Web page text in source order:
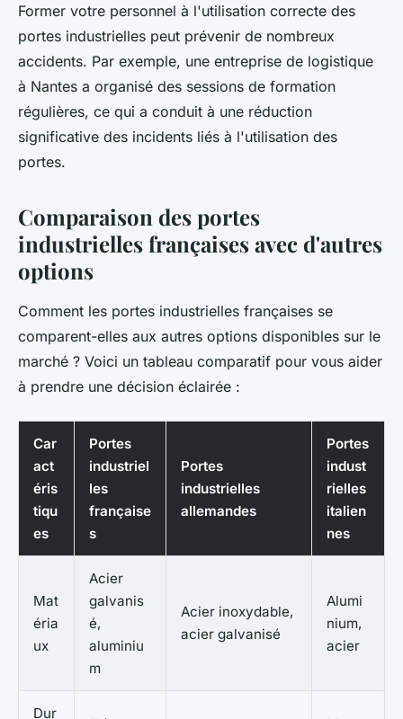
Former votre personnel à l'utilisation correcte des
portes industrielles peut prévenir de nombreux
accidents. Par exemple, une entreprise de logistique
à Nantes a organisé des sessions de formation
régulières, ce qui a conduit à une réduction
significative des incidents liés à l'utilisation des
portes.
Comparaison des portes
industrielles françaises avec d'autres
options
Comment les portes industrielles françaises se
comparent-elles aux autres options disponibles sur le
marché ? Voici un tableau comparatif pour vous aider
à prendre une décision éclairée :
Car
act
éris
tiqu
es
Portes
industriel
les
française
s
Portes
industrielles
allemandes
Portes
indust
rielles
italien
nes
Mat
éria
ux
Acier
galvanis
é,
aluminiu
m
Acier inoxydable,
acier galvanisé
Alumi
nium,
acier
Dur